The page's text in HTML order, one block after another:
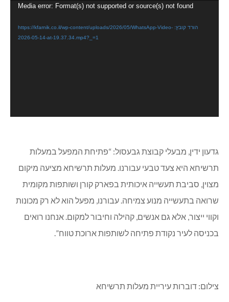
Media error: Format(s) not supported or source(s) not found
הורד קובץ: https://kfarnik.co.il/wp-content/uploads/2026/05/WhatsApp-Video-
2026-05-14-at-19.37.34.mp4?_=1
גדעון ידין, מבעלי קבוצת גבעסול: “פתיחת המפעל במעלות
תרשיחא היא צעד טבעי עבורנו. מעלות תרשיחא מציעה מיקום
מצוין, סביבת תעשייה איכותית בפארק קורן ושותפות מקומית
שרואה בתעשייה מנוע צמיחה. עבורנו, מפעל הוא לא רק מכונות
וקווי ייצור, אלא גם אנשים, קהילה וחיבור למקום. אנחנו רואים
בכניסה לעיר נקודת פתיחה לשותפות ארוכת טווח”.
צילום: דוברות עיריית מעלות תרשיחא